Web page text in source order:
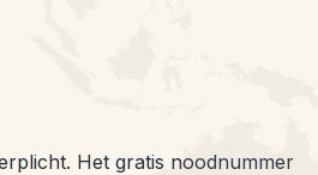
Het gratis noodnummer